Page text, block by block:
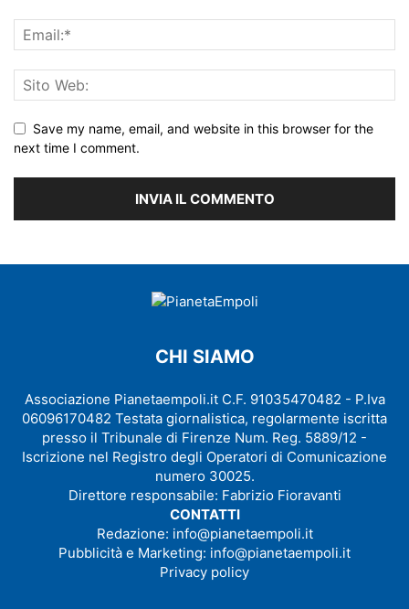
Save my name, email, and website in this browser for the
next time I comment.
CHI SIAMO
Associazione Pianetaempoli.it C.F. 91035470482 - P.Iva
06096170482 Testata giornalistica, regolarmente iscritta
presso il Tribunale di Firenze Num. Reg. 5889/12 -
Iscrizione nel Registro degli Operatori di Comunicazione
numero 30025.
Direttore responsabile: Fabrizio Fioravanti
CONTATTI
Redazione: info@pianetaempoli.it
Pubblicità e Marketing: info@pianetaempoli.it
Privacy policy